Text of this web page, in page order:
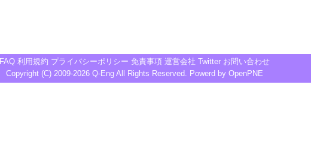
FAQ 利用規約 プライバシーポリシー 免責事項 運営会社 Twitter お問い合わせ
Copyright (C) 2009-2026 Q-Eng All Rights Reserved. Powerd by OpenPNE